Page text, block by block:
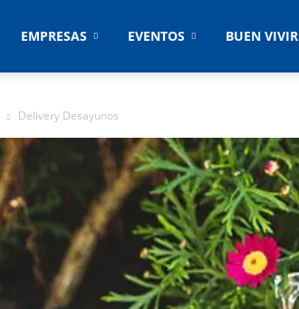
EMPRESAS EVENTOS BUEN VIVIR
Delivery Desayunos